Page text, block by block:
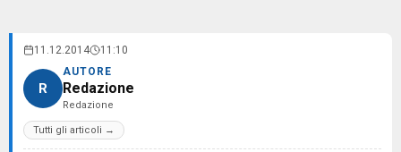
11.12.2014 11:10
R
AUTORE
Redazione
Redazione
Tutti gli articoli →